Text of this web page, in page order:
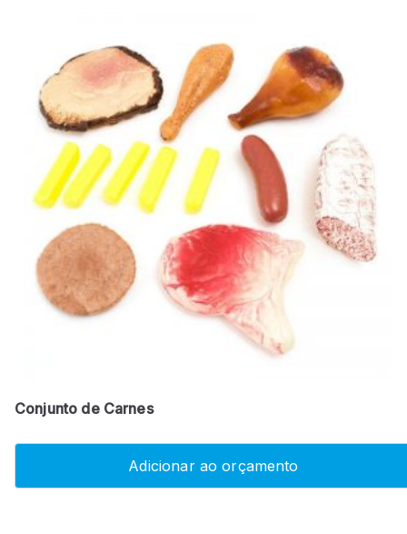
Conjunto de Carnes
Adicionar ao orçamento